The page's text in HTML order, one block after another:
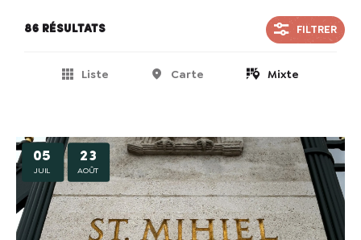
86 résultats FILTRER
Liste Carte Mixte
05
JUIL
23
AOÛT